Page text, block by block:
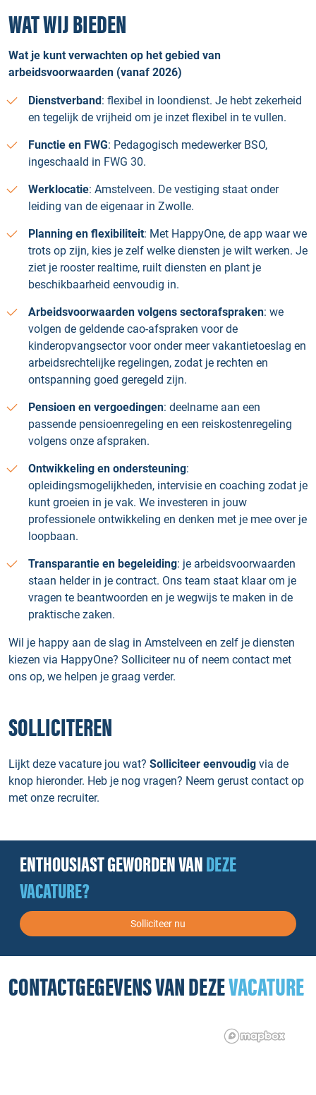
WAT WIJ BIEDEN
Wat je kunt verwachten op het gebied van
arbeidsvoorwaarden (vanaf 2026)
Dienstverband: flexibel in loondienst. Je hebt zekerheid
en tegelijk de vrijheid om je inzet flexibel in te vullen.
Functie en FWG: Pedagogisch medewerker BSO,
ingeschaald in FWG 30.
Werklocatie: Amstelveen. De vestiging staat onder
leiding van de eigenaar in Zwolle.
Planning en flexibiliteit: Met HappyOne, de app waar we
trots op zijn, kies je zelf welke diensten je wilt werken. Je
ziet je rooster realtime, ruilt diensten en plant je
beschikbaarheid eenvoudig in.
Arbeidsvoorwaarden volgens sectorafspraken: we
volgen de geldende cao-afspraken voor de
kinderopvangsector voor onder meer vakantietoeslag en
arbeidsrechtelijke regelingen, zodat je rechten en
ontspanning goed geregeld zijn.
Pensioen en vergoedingen: deelname aan een
passende pensioenregeling en een reiskostenregeling
volgens onze afspraken.
Ontwikkeling en ondersteuning:
opleidingsmogelijkheden, intervisie en coaching zodat je
kunt groeien in je vak. We investeren in jouw
professionele ontwikkeling en denken met je mee over je
loopbaan.
Transparantie en begeleiding: je arbeidsvoorwaarden
staan helder in je contract. Ons team staat klaar om je
vragen te beantwoorden en je wegwijs te maken in de
praktische zaken.
Wil je happy aan de slag in Amstelveen en zelf je diensten
kiezen via HappyOne? Solliciteer nu of neem contact met
ons op, we helpen je graag verder.
SOLLICITEREN
Lijkt deze vacature jou wat? Solliciteer eenvoudig via de
knop hieronder. Heb je nog vragen? Neem gerust contact op
met onze recruiter.
ENTHOUSIAST GEWORDEN VANDEZE
VACATURE?
Solliciteer nu
CONTACTGEGEVENS VAN DEZEVACATURE